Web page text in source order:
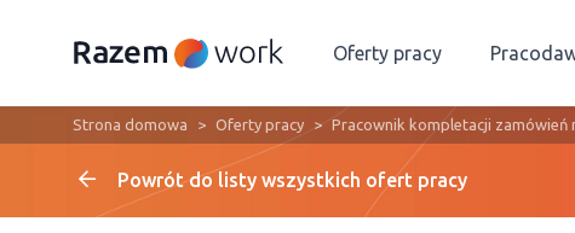
Oferty pracy
Strona domowa Oferty pracy Pracownik kompletacji zamówień
Powrót do listy wszystkich ofert pracy